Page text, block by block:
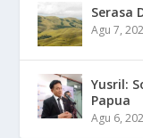
Serasa
Agu 7,
Yusril:
Papua
Agu 6,